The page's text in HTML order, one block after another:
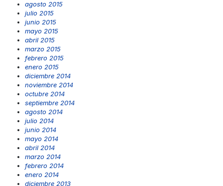
agosto 2015
julio 2015
junio 2015
mayo 2015
abril 2015
marzo 2015
febrero 2015
enero 2015
diciembre 2014
noviembre 2014
octubre 2014
septiembre 2014
agosto 2014
julio 2014
junio 2014
mayo 2014
abril 2014
marzo 2014
febrero 2014
enero 2014
diciembre 2013